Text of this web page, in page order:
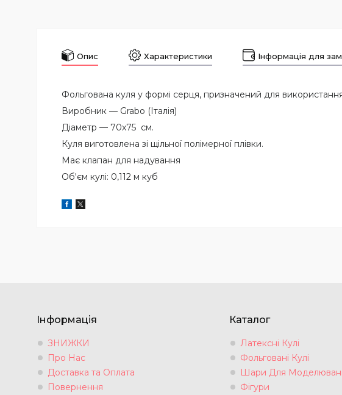
Опис Характеристики Інформація для
Фольгована куля у формі серця, призначений для
Виробник — Grabo (Італія)
Діаметр — 70х75 см.
Куля виготовлена зі щільної полімерної плівки.
Має клапан для надування
Об'єм кулі: 0,112 м куб
Інформація
ЗНИЖКИ
Про Нас
Доставка та Оплата
Повернення
Каталог
Латексні Кулі
Фольговані Кулі
Шари Для
Фігури